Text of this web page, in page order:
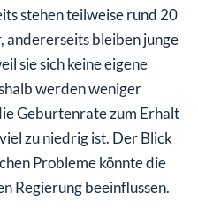
stehen teilweise rund 20
andererseits bleiben junge
sie sich keine eigene
werden weniger
Geburtenrate zum Erhalt
zu niedrig ist. Der Blick
Probleme könnte die
Regierung beeinflussen.